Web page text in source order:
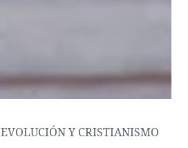
EVOLUCIÓN Y CRISTIANISMO